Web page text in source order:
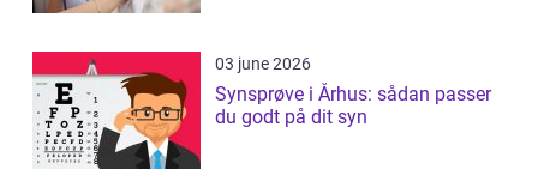
03 june 2026
Synsprøve i Århus: sådan passer
du godt på dit syn